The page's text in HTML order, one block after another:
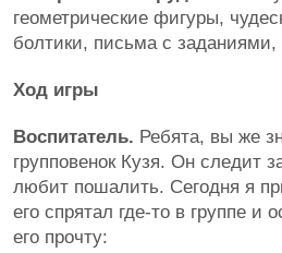
геометрические фигуры,
болтики, письма с
Ход игры
Воспитатель. Ребята, вы же
групповенок Кузя. Он следит
любит пошалить. Сегодня я
его спрятал где-то в группе
его прочту: